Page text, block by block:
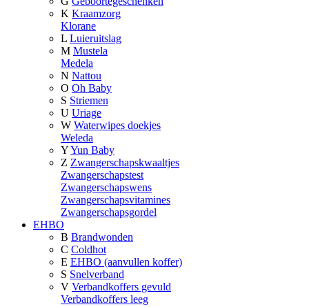
K Kraamzorg
Klorane
L Luieruitslag
M Mustela
Medela
N Nattou
O Oh Baby
S Striemen
U Uriage
W Waterwipes doekjes
Weleda
YYun Baby
Z Zwangerschapskwaaltjes
Zwangerschapstest
Zwangerschapswens
Zwangerschapsvitamines
Zwangerschapsgordel
EHBO
B Brandwonden
C Coldhot
E EHBO (aanvullen koffer)
S Snelverband
V Verbandkoffers gevuld
Verbandkoffers leeg